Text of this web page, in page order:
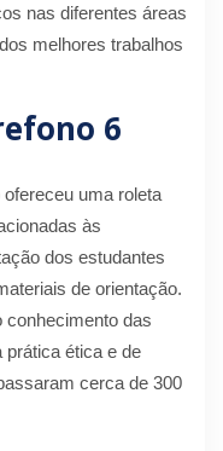
nas diferentes áreas
melhores trabalhos
6
uma roleta
às
dos estudantes
de orientação.
das
prática ética e de
cerca de 300